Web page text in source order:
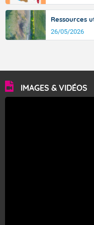
Ressources
26/05/2026
IMAGES & VIDÉOS